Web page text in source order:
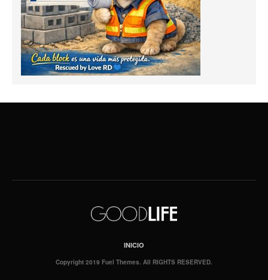
INICIO
Copyright 2019 Fuel Themes. All RIGHTS RESERVED.